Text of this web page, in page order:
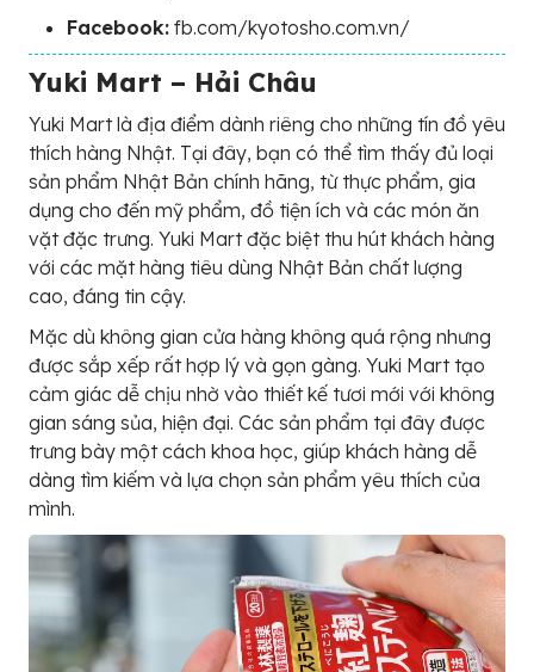
Facebook: fb.com/kyotosho.com.vn/
Yuki Mart – Hải Châu
Yuki Mart là địa điểm dành riêng cho những tín đồ yêu
thích hàng Nhật. Tại đây, bạn có thể tìm thấy đủ loại
sản phẩm Nhật Bản chính hãng, từ thực phẩm, gia
dụng cho đến mỹ phẩm, đồ tiện ích và các món ăn
vặt đặc trưng. Yuki Mart đặc biệt thu hút khách hàng
với các mặt hàng tiêu dùng Nhật Bản chất lượng
cao, đáng tin cậy.
Mặc dù không gian cửa hàng không quá rộng nhưng
được sắp xếp rất hợp lý và gọn gàng. Yuki Mart tạo
cảm giác dễ chịu nhờ vào thiết kế tươi mới với không
gian sáng sủa, hiện đại. Các sản phẩm tại đây được
trưng bày một cách khoa học, giúp khách hàng dễ
dàng tìm kiếm và lựa chọn sản phẩm yêu thích của
mình.